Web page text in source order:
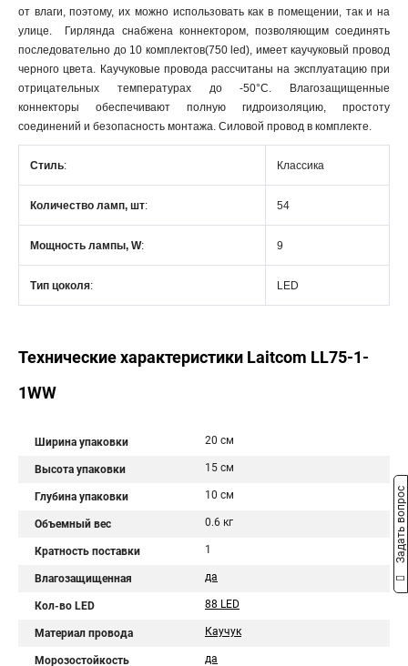
от влаги, поэтому, их можно использовать как в помещении, так и на
улице. Гирлянда снабжена коннектором, позволяющим соединять
последовательно до 10 комплектов(750 led), имеет каучуковый провод
черного цвета. Каучуковые провода рассчитаны на эксплуатацию при
отрицательных температурах до -50°C. Влагозащищенные
коннекторы обеспечивают полную гидроизоляцию, простоту
соединений и безопасность монтажа. Силовой провод в комплекте.
Стиль: Классика
Количество ламп, шт: 54
Мощность лампы, W: 9
Тип цоколя: LED
Технические характеристики Laitcom LL75-1-
1WW
Ширина упаковки 20 см
Высота упаковки 15 см
Глубина упаковки 10 см
Объемный вес 0.6 кг
Кратность поставки 1
Влагозащищенная да
Кол-во LED 88 LED
Материал провода Каучук
Морозостойкость да
Задать вопрос